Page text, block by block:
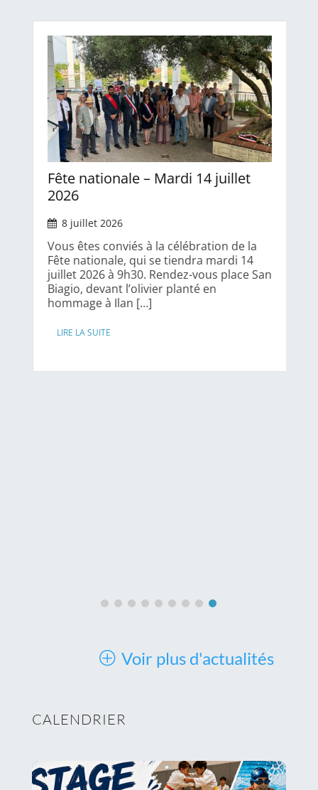
Fête nationale – Mardi 14 juillet
2026
8 juillet 2026
Vous êtes conviés à la célébration de la
Fête nationale, qui se tiendra mardi 14
juillet 2026 à 9h30. Rendez-vous place San
Biagio, devant l’olivier planté en
hommage à Ilan […]
LIRE LA SUITE
Voir plus d'actualités
CALENDRIER